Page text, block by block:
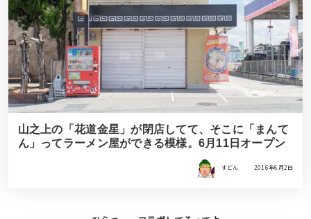
山之上の「花道金星」が閉店してて、そこに「まんて
ん」ってラーメン屋ができる模様。6月11日オープン
すどん 2016年6月2日